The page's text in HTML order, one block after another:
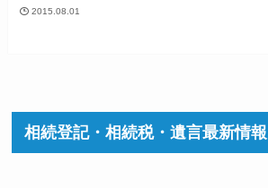
2015.08.01
相続登記・相続税・遺言最新情報